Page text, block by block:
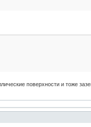
поверхности и тоже